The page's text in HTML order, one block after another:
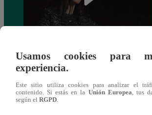
¿Yahaira Plasencia y Maritza Rodríguez
más unidas que nunca?
Usamos cookies para
experiencia.
Este sitio utiliza cookies para analizar el
contenido. Si estás en la Unión Europea, tus
según el RGPD.